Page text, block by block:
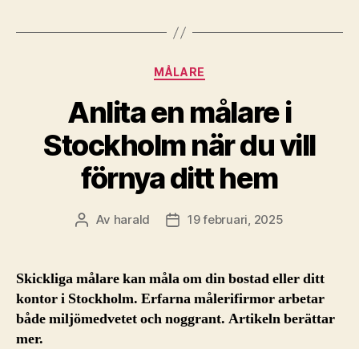
Kategorier
MÅLARE
Anlita en målare i
Stockholm när du vill
förnya ditt hem
Inläggsförfattare
Av harald Inläggsdatum
19 februari, 2025
Skickliga målare kan måla om din bostad eller ditt
kontor i Stockholm. Erfarna målerifirmor arbetar
både miljömedvetet och noggrant. Artikeln berättar
mer.